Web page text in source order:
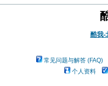
酷我-
常见问题与解答 (FAQ)
个人资料